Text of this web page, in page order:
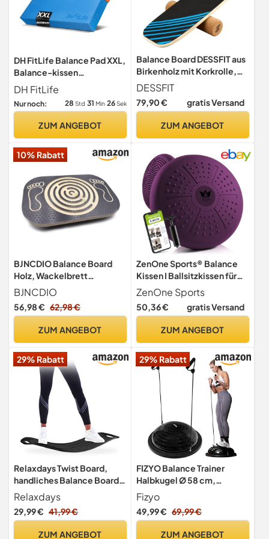
DH FitLife Balance Pad XXL,
Balance-kissen
50x40x6cm, Memory-
Schaum, Blau
DH FitLife
Nur noch: 28 Std 31 Min 25Sek
ZUM ANGEBOT
Balance Board DESSFIT aus
Birkenholz mit Korkrolle,
rutschfeste Oberfläche
DESSFIT
79,90 € gratis Versand
ZUM ANGEBOT
10% Rabatt
BJNCDIO Balance Board
Holz, Wackelbrett
Gleichgewichtstrainer,
Board für Yoga und Übung,
Balancierbrett für Frauen
integrierten Kugellabyrinth
Familiensport
BJNCDIO
56,98 € 62,98 €
ZUM ANGEBOT
ZenOne Sports® Balance
Kissen I Ballsitzkissen für
Koordinations- &
Rückentraining I
Orthopädisches Sitzkissen I
Fitnesstraining inkl. Pumpe
Balancekissen
ZenOne Sports
50,36 € gratis Versand
ZUM ANGEBOT
29% Rabatt
Relaxdays Twist Board,
handliches Balance Board
für Ganzkörpertraining,
belastbares XL Workout
Board bis 150 kg, schwarz
Relaxdays
29,99 € 41,99 €
ZUM ANGEBOT
29% Rabatt
FIZYO Balance Trainer
Halbkugel Ø 58 cm,
Rutschfester Balance Ball
mit Bändern & Pumpe für
Gleichgewicht, Core-
Fizyo
49,99 € 69,99 €
ZUM ANGEBOT